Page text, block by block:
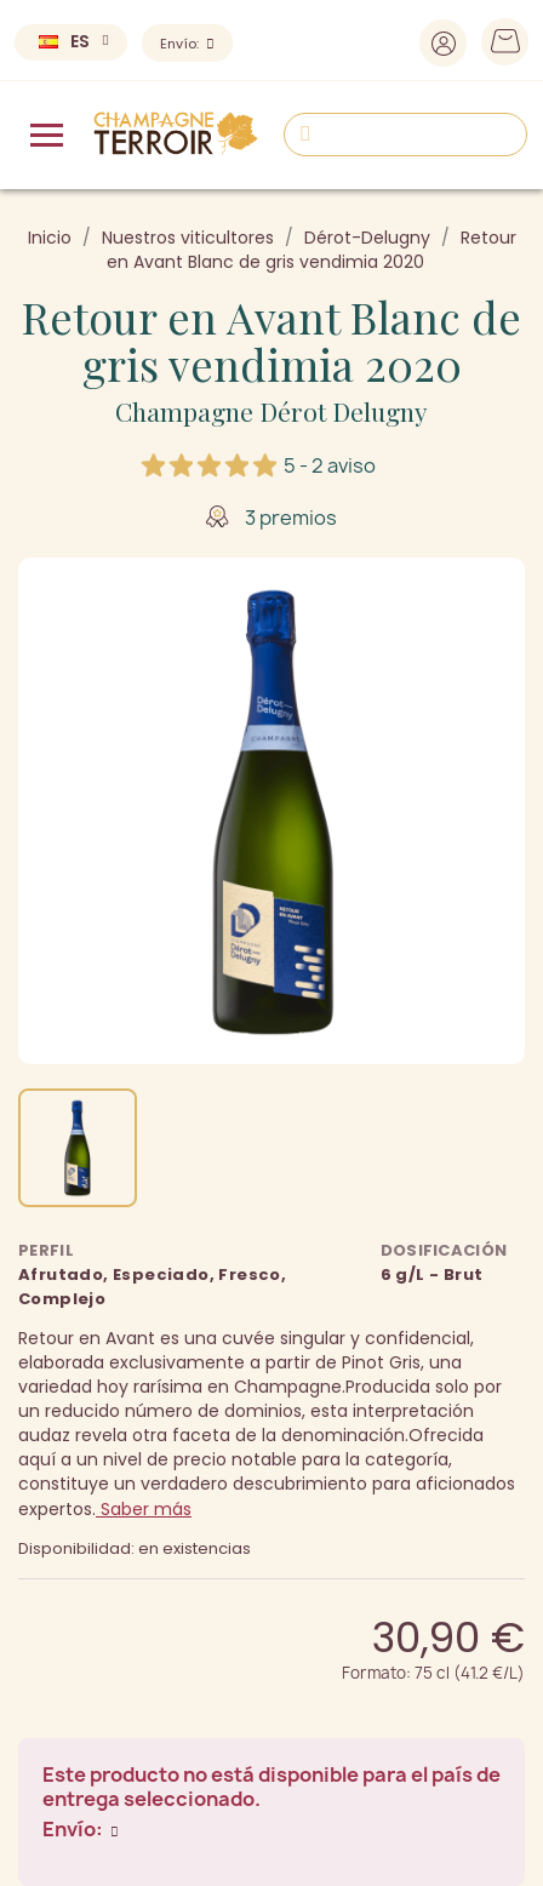
ES Envío:
Inicio Nuestros viticultores Dérot-Delugny
Retour
en Avant Blanc de gris vendimia 2020
Retour en Avant Blanc de
gris vendimia 2020
Champagne Dérot Delugny
5 - 2 aviso
3 premios
PERFIL
Afrutado, Especiado, Fresco,
Complejo
DOSIFICACIÓN
6 g/L - Brut
Retour en Avant es una cuvée singular y confidencial,
elaborada exclusivamente a partir de Pinot Gris, una
variedad hoy rarísima en Champagne.Producida solo por
un reducido número de dominios, esta interpretación
audaz revela otra faceta de la denominación.Ofrecida
aquí a un nivel de precio notable para la categoría,
constituye un verdadero descubrimiento para aficionados
expertos. Saber más
Disponibilidad: en existencias
30,90 €
Formato: 75 cl (41.2 €/L)
Este producto no está disponible para el país de
entrega seleccionado.
Envío: